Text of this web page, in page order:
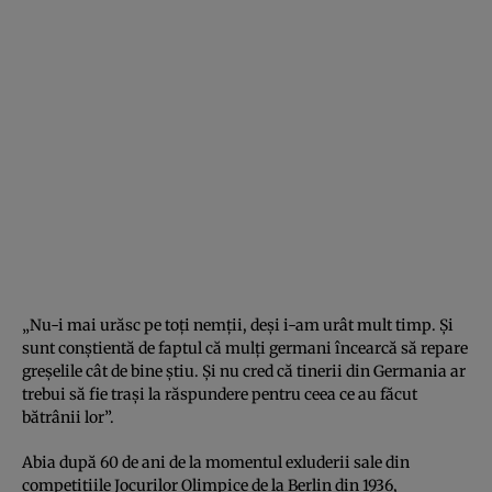
„Nu-i mai urăsc pe toți nemții, deși i-am urât mult timp. Și
sunt conștientă de faptul că mulți germani încearcă să repare
greșelile cât de bine știu. Și nu cred că tinerii din Germania ar
trebui să fie trași la răspundere pentru ceea ce au făcut
bătrânii lor”.
Abia după 60 de ani de la momentul exluderii sale din
competițiile Jocurilor Olimpice de la Berlin din 1936,